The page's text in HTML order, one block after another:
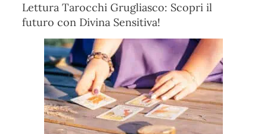
Lettura Tarocchi Grugliasco: Scopri il
futuro con Divina Sensitiva!